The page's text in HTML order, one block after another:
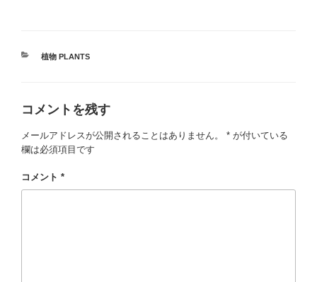
カ
ー
植物 PLANTS
コメントを残す
メールアドレスが公開されることはありません。 * が付いている
欄は必須項目です
コメント *